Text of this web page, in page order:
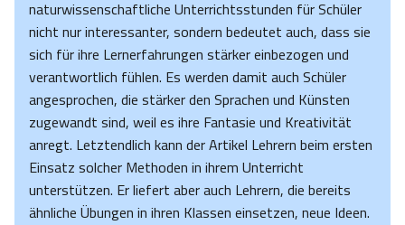
naturwissenschaftliche Unterrichtsstunden für Schüler
nicht nur interessanter, sondern bedeutet auch, dass sie
sich für ihre Lernerfahrungen stärker einbezogen und
verantwortlich fühlen. Es werden damit auch Schüler
angesprochen, die stärker den Sprachen und Künsten
zugewandt sind, weil es ihre Fantasie und Kreativität
anregt. Letztendlich kann der Artikel Lehrern beim ersten
Einsatz solcher Methoden in ihrem Unterricht
unterstützen. Er liefert aber auch Lehrern, die bereits
ähnliche Übungen in ihren Klassen einsetzen, neue Ideen.